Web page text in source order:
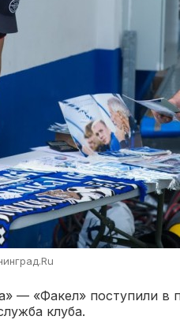
— «Факел» поступили в
клуба.